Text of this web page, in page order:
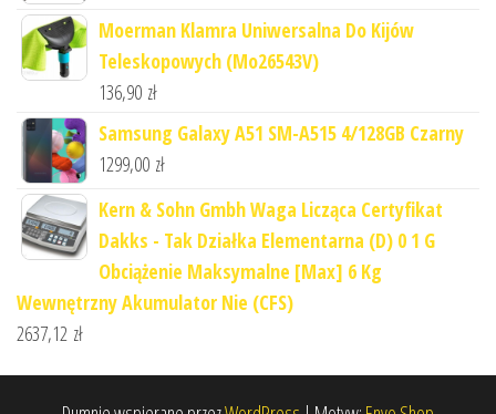
Moerman Klamra Uniwersalna Do Kijów
Teleskopowych (Mo26543V)
136,90 zł
Samsung Galaxy A51 SM-A515 4/128GB Czarny
1299,00 zł
Kern & Sohn Gmbh Waga Licząca Certyfikat
Dakks - Tak Działka Elementarna (D) 0 1 G
Obciążenie Maksymalne [Max] 6 Kg
Wewnętrzny Akumulator Nie (CFS)
2637,12 zł